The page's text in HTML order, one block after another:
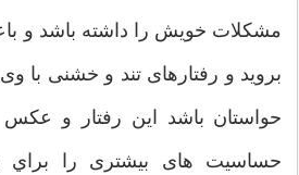
مشکلات خویش را داشته باشد و
بروید و رفتارهای تند و خشنی با
حواستان باشد این رفتار و عکس
حساسیت های بیشتری را براي